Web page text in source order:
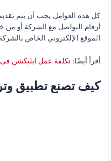
أرقام التواصل مع الشركة أو
الموقع الإلكتروني الخاص
أقرأ أيضًا:تكلفة عمل ابليكشن
كيف تصنع تطبيق